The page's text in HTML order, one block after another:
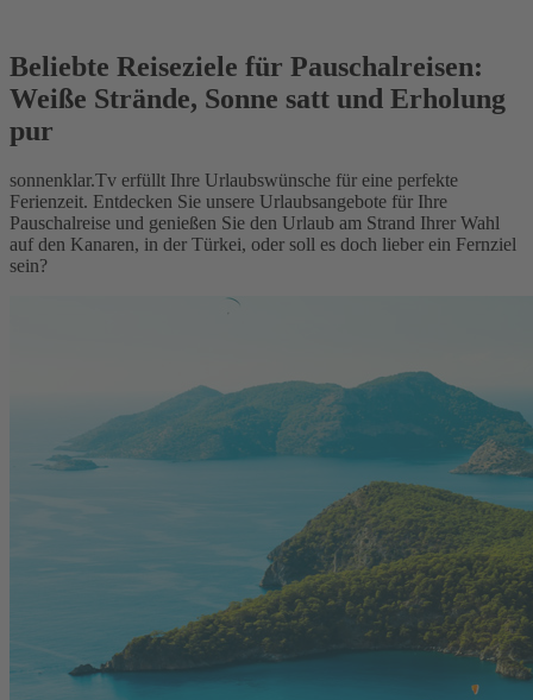
Beliebte Reiseziele für Pauschalreisen:
Weiße Strände, Sonne satt und Erholung
pur
sonnenklar.Tv erfüllt Ihre Urlaubswünsche für eine perfekte
Ferienzeit. Entdecken Sie unsere Urlaubsangebote für Ihre
Pauschalreise und genießen Sie den Urlaub am Strand Ihrer Wahl
auf den Kanaren, in der Türkei, oder soll es doch lieber ein Fernziel
sein?